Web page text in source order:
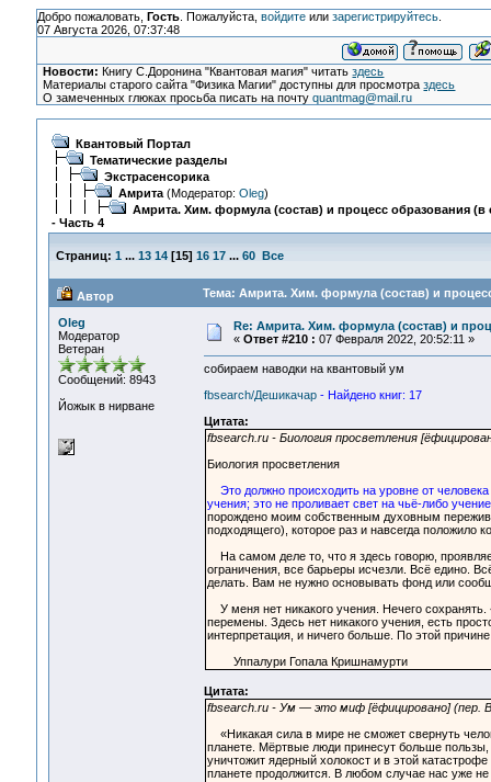
Добро пожаловать, Гость. Пожалуйста, войдитеили зарегистрируйтесь.
07 Августа 2026, 07:37:48
Новости: Книгу С.Доронина "Квантовая магия" читатьздесь
Материалы старого сайта "Физика Магии" доступны для просмотраздесь
О замеченных глюках просьба писать на почтуquantmag@mail.ru
Квантовый Портал
Тематические разделы
Экстрасенсорика
Амрита(Модератор: Oleg)
Амрита. Хим. формула (состав) и процесс образования (в
- Часть 4
Страниц: 1 ... 13 14[15] 16 17 ... 60 Все
Автор Тема: Амрита. Хим. формула (состав) и
Oleg
Модератор
Ветеран
Сообщений: 8943
Йожык в нирване
Re: Амрита. Хим. формула (состав) и
« Ответ #210 : 07 Февраля 2022, 20:52:11 »
собираем наводки на квантовый ум
fbsearch/Дешикачар - Найдено книг: 17
Цитата:
fbsearch.ru - Биология просветления
Биология просветления
Это должно происходить на уровне от
учения; это не проливает свет на чьё-либо
порождено моим собственным духовным
подходящего), которое раз и навсегда положило
На самом деле то, что я здесь говорю,
ограничения, все барьеры исчезли. Всё едино.
делать. Вам не нужно основывать фонд или
У меня нет никакого учения. Нечего сохранять.
перемены. Здесь нет никакого учения, есть
интерпретация, и ничего больше. По этой
Уппалури Гопала Кришнамурти
Цитата:
fbsearch.ru - Ум — это миф [ёфицировано] (пер.
«Никакая сила в мире не сможет свернуть
планете. Мёртвые люди принесут больше
уничтожит ядерный холокост и в этой
планете продолжится. В любом случае нас уже не